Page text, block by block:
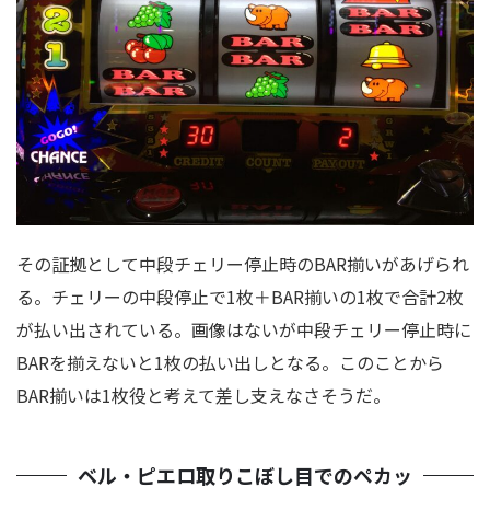
その証拠として中段チェリー停止時のBAR揃いがあげられ
る。チェリーの中段停止で1枚＋BAR揃いの1枚で合計2枚
が払い出されている。画像はないが中段チェリー停止時に
BARを揃えないと1枚の払い出しとなる。このことから
BAR揃いは1枚役と考えて差し支えなさそうだ。
ベル・ピエロ取りこぼし目でのペカッ